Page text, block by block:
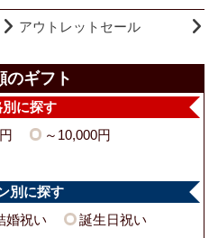
アウトレットセール
ギフト
別に探す
～10,000円
別に探す
婚祝い
誕生日祝い